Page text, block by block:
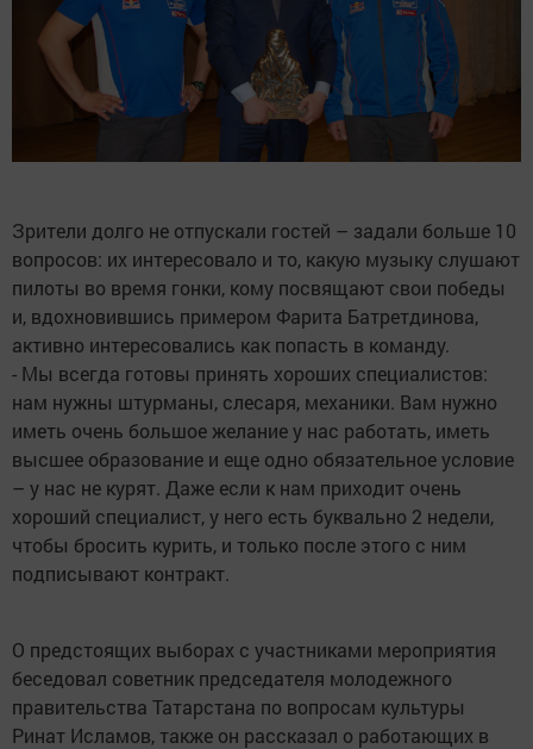
Зрители долго не отпускали гостей – задали больше 10
вопросов: их интересовало и то, какую музыку слушают
пилоты во время гонки, кому посвящают свои победы
и, вдохновившись примером Фарита Батретдинова,
активно интересовались как попасть в команду.
- Мы всегда готовы принять хороших специалистов:
нам нужны штурманы, слесаря, механики. Вам нужно
иметь очень большое желание у нас работать, иметь
высшее образование и еще одно обязательное условие
– у нас не курят. Даже если к нам приходит очень
хороший специалист, у него есть буквально 2 недели,
чтобы бросить курить, и только после этого с ним
подписывают контракт.
О предстоящих выборах с участниками мероприятия
беседовал советник председателя молодежного
правительства Татарстана по вопросам культуры
Ринат Исламов, также он рассказал о работающих в